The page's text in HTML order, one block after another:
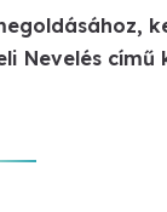
Nevelés című